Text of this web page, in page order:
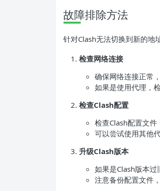
故障排除方法
针对Clash无法切换到新的地
检查网络连接
确保网络连接正常
如果是使用代理，
检查Clash配置
检查Clash配置文件
可以尝试使用其他
升级Clash版本
如果是Clash版本过
注意备份配置文件